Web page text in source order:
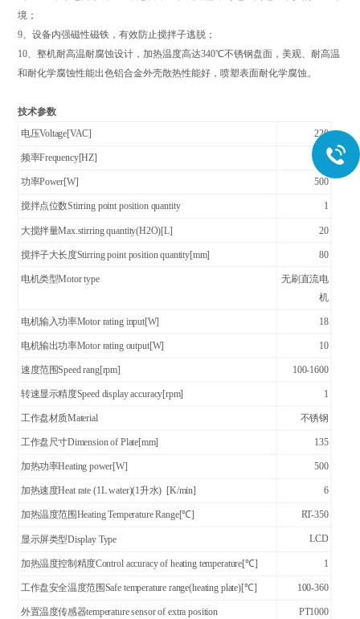
境；
9、设备内强磁性磁铁，有效防止搅拌子逃脱；
10、整机耐高温耐腐蚀设计，加热温度高达340℃不锈钢盘面，美观、耐高温
和耐化学腐蚀性能出色铝合金外壳散热性能好，喷塑表面耐化学腐蚀。
技术参数
+
电压Voltage[VAC] 220
频率Frequency[HZ] 50
功率Power[W] 500
搅拌点位数Stirring point position quantity 1
大搅拌量Max.stirring quantity(H2O)[L] 20
搅拌子大长度Stirring point position quantity[mm] 80
电机类型Motor type 无刷直流电
机
电机输入功率Motor rating input[W] 18
电机输出功率Motor rating output[W] 10
速度范围Speed rang[rpm] 100-1600
转速显示精度Speed display accuracy[rpm] 1
工作盘材质Material 不锈钢
工作盘尺寸Dimension of Plate[mm] 135
加热功率Heating power[W] 500
加热速度Heat rate (1L water)(1升水) [K/min] 6
加热温度范围Heating Temperature Range[℃] RT-350
显示屏类型Display Type LCD
加热温度控制精度Control accuracy of heating temperature[℃] 1
工作盘安全温度范围Safe temperature range(heating plate)[℃] 100-360
外置温度传感器temperature sensorof extra position PT1000